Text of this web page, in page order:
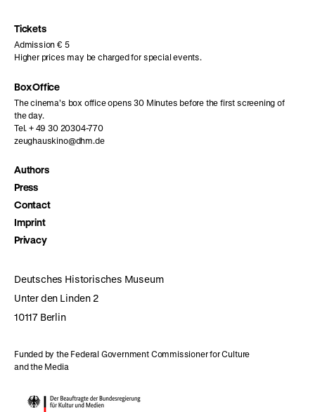
Tickets
Admission € 5
Higher prices may be charged for special events.
Box Office
The cinema’s box office opens 30 Minutes before the first screening of
the day.
Tel. + 49 30 20304-770
zeughauskino@dhm.de
Authors
Press
Contact
Imprint
Privacy
Deutsches Historisches Museum
Unter den Linden 2
10117 Berlin
Funded by the Federal Government Commissioner for Culture
and the Media